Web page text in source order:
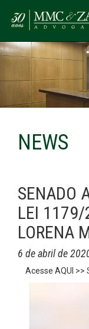
NEWS
SENADO
LEI 1179/
LORENA
6 de abril de
Acesse AQUI >>